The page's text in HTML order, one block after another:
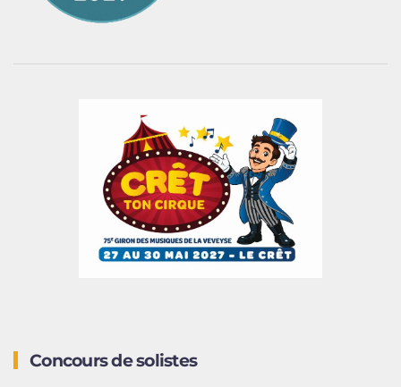
Concours de solistes